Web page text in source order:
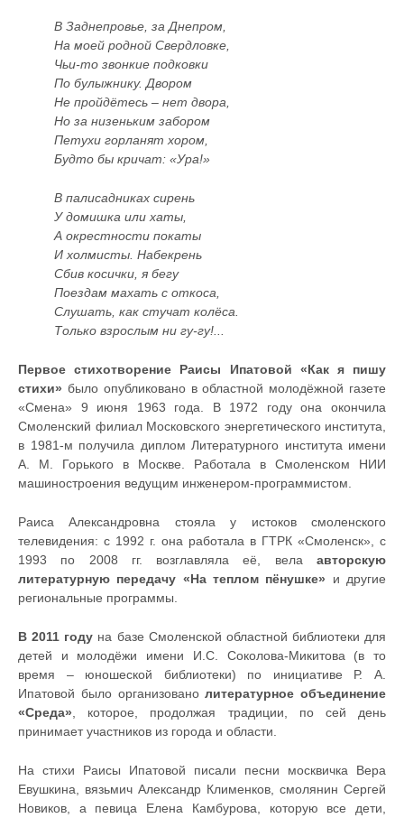
В Заднепровье, за Днепром,
На моей родной Свердловке,
Чьи-то звонкие подковки
По булыжнику. Двором
Не пройдётесь – нет двора,
Но за низеньким забором
Петухи горланят хором,
Будто бы кричат: «Ура!»
В палисадниках сирень
У домишка или хаты,
А окрестности покаты
И холмисты. Набекрень
Сбив косички, я бегу
Поездам махать с откоса,
Слушать, как стучат колёса.
Только взрослым ни гу-гу!...
Первое стихотворение Раисы Ипатовой «Как я пишу
стихи» было опубликовано в областной молодёжной газете
«Смена» 9 июня 1963 года. В 1972 году она окончила
Смоленский филиал Московского энергетического института,
в 1981-м получила диплом Литературного института имени
А. М. Горького в Москве. Работала в Смоленском НИИ
машиностроения ведущим инженером-программистом.
Раиса Александровна стояла у истоков смоленского
телевидения: с 1992 г. она работала в ГТРК «Смоленск», с
1993 по 2008 гг. возглавляла её, вела авторскую
литературную передачу «На теплом пёнушке» и другие
региональные программы.
В 2011 году на базе Смоленской областной библиотеки для
детей и молодёжи имени И.С. Соколова-Микитова (в то
время – юношеской библиотеки) по инициативе Р. А.
Ипатовой было организованолитературное объединение
«Среда» , которое, продолжая традиции, по сей день
принимает участников из города и области.
На стихи Раисы Ипатовой писали песни москвичка Вера
Евушкина, вязьмич Александр Клименков, смолянин Сергей
Новиков, а певица Елена Камбурова, которую все дети,